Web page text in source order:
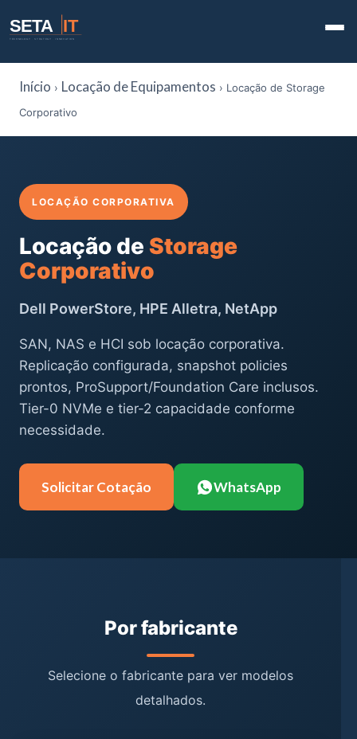
SETA IT
TECHNOLOGY · STRATEGY · INNOVATION
Início › Locação de Equipamentos › Locação de Storage
Corporativo
LOCAÇÃO CORPORATIVA
Locação de Storage
Corporativo
Dell PowerStore, HPE Alletra, NetApp
SAN, NAS e HCI sob locação corporativa.
Replicação configurada, snapshot policies
prontos, ProSupport/Foundation Care inclusos.
Tier-0 NVMe e tier-2 capacidade conforme
necessidade.
Solicitar Cotação WhatsApp
Por fabricante
Selecione o fabricante para ver modelos
detalhados.